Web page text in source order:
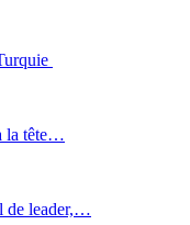
la tête…
de leader,…